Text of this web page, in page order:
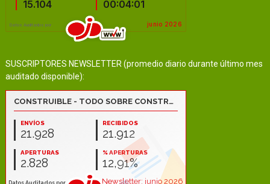
SUSCRIPTORES NEWSLETTER (promedio diario durante último mes
auditado disponible):